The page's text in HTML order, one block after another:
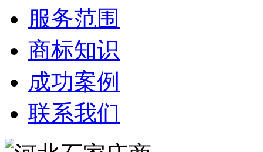
服务范围
商标知识
成功案例
联系我们